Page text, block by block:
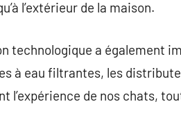
l’extérieur de la maison.
technologique a également
à eau filtrantes, les
l’expérience de nos chats,